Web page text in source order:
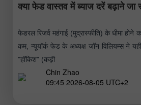
क्या फेड वास्तव में ब्याज दरें बढ़ाने जा
फेडरल रिजर्व महंगाई (मुद्रास्फीति) के धीमा
कम, न्यूयॉर्क फेड के अध्यक्ष जॉन विलियम्स ने
"हॉकिश" (कड़ी
Chin Zhao
09:45 2026-08-05 UTC+2